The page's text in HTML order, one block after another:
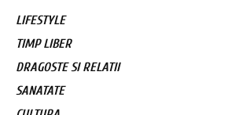
LIFESTYLE
TIMP LIBER
DRAGOSTE SI RELATII
SANATATE